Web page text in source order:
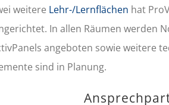
weitere Lehr-/Lernflächen hat
In allen Räumen werden
angeboten sowie weitere
sind in Planung.